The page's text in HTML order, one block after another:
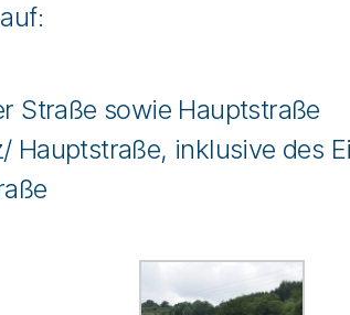
Straße sowie Hauptstraße
Hauptstraße, inklusive des